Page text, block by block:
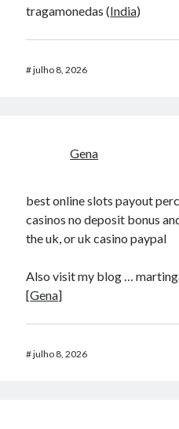
tragamonedas (India)
#julho 8, 2026
Gena
best online slots payout
casinos no deposit bonus
the uk, or uk casino paypal
Also visit my blog …
[Gena]
#julho 8, 2026